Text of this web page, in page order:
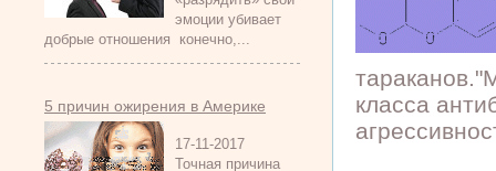
эмоции убивает
добрые отношения конечно,...
5 причин ожирения в Америке
17-11-2017
Точная причина
класса